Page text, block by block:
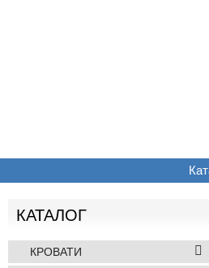
КАТАЛОГ
КРОВАТИ